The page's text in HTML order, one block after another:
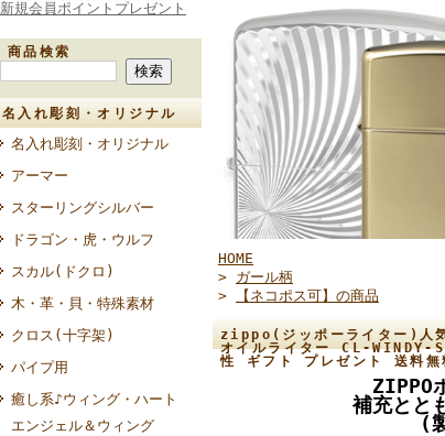
新規会員ポイントプレゼント
商品検索
名入れ彫刻・オリジナル
名入れ彫刻・オリジナル
アーマー
スターリングシルバー
ドラゴン・虎・ウルフ
スカル(ドクロ)
木・革・貝・特殊素材
クロス(十字架)
パイプ用
癒し系♪ウィング・ハート
エンジェル＆ウィング
HOME
> ガール柄
>
【ネコポス可】の商品
zippo(ジッポーライター)人
オイルライター CL-WINDY-
性 ギフト プレゼント 送料無
ZIPPO
補充とと
(